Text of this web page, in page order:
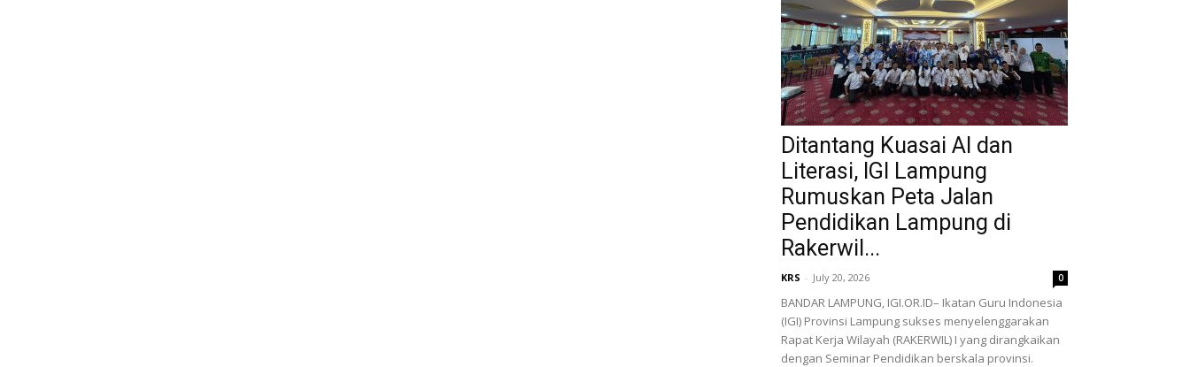
Ditantang Kuasai AI dan
Literasi, IGI Lampung
Rumuskan Peta Jalan
Pendidikan Lampung di
Rakerwil...
KRS - July 20, 2026 0
BANDAR LAMPUNG, IGI.OR.ID– Ikatan Guru Indonesia
(IGI) Provinsi Lampung sukses menyelenggarakan
Rapat Kerja Wilayah (RAKERWIL) I yang dirangkaikan
dengan Seminar Pendidikan berskala provinsi.